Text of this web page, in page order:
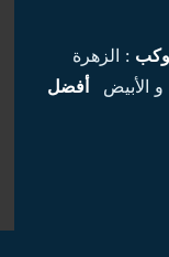
: الزهرة
الأبيض
أفضل